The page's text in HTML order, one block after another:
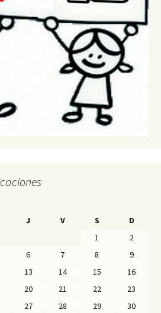
J V S
D
1
2
6 7 8
9
13 14 15
16
20 21 22
23
27 28 29
30